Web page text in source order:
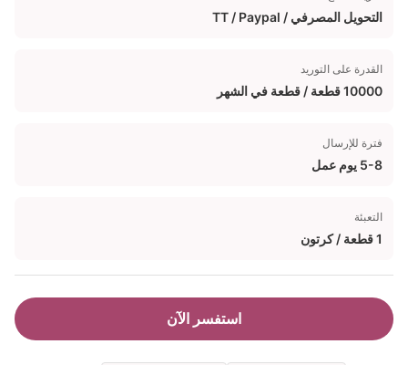
التحويل المصرفي / TT / Paypal
القدرة على التوريد
10000 قطعة / قطعة في الشهر
فترة للإرسال
5-8 يوم عمل
التعبئة
1 قطعة / كرتون
استفسر الآن